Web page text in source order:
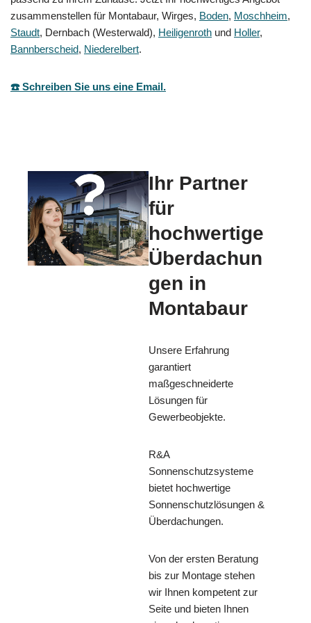
zusammenstellen für Montabaur, Wirges, Boden, Moschheim,
Staudt, Dernbach (Westerwald), Heiligenroth und Holler,
Bannberscheid, Niederelbert.
☎️ Schreiben Sie uns eine Email.
Ihr Partner
für
hochwertige
Überdachun
gen in
Montabaur
Unsere Erfahrung
garantiert
maßgeschneiderte
Lösungen für
Gewerbeobjekte.
R&A
Sonnenschutzsysteme
bietet hochwertige
Sonnenschutzlösungen &
Überdachungen.
Von der ersten Beratung
bis zur Montage stehen
wir Ihnen kompetent zur
Seite und bieten Ihnen